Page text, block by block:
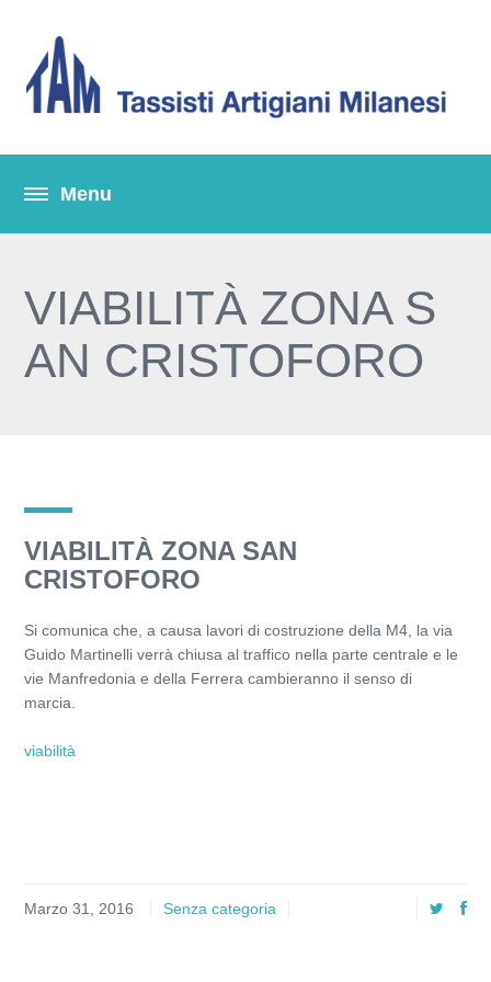
VIABILITÀ ZONA S
AN CRISTOFORO
VIABILITÀ ZONA SAN
CRISTOFORO
Si comunica che, a causa lavori di costruzione della M4, la via
Guido Martinelli verrà chiusa al traffico nella parte centrale e le
vie Manfredonia e della Ferrera cambieranno il senso di
marcia.
viabilità
Marzo 31, 2016 Senza categoria